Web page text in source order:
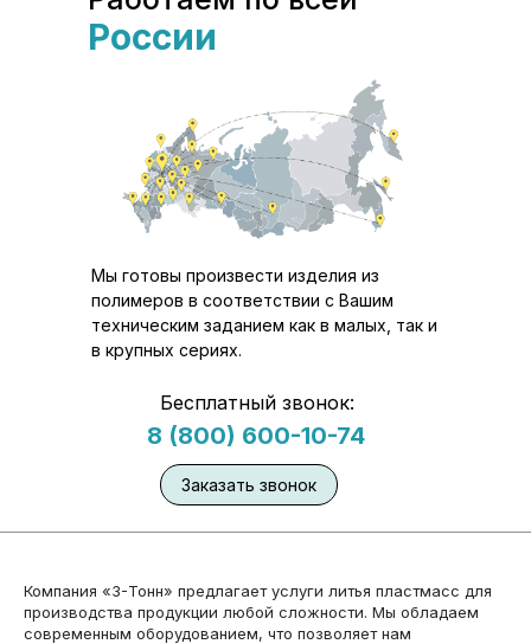
России
Мы готовы произвести изделия из
полимеров в соответствии с Вашим
техническим заданием как в малых, так и
в крупных сериях.
Бесплатный звонок:
8 (800) 600-10-74
Заказать звонок
Компания «3-Тонн» предлагает услуги литья пластмасс для
производства продукции любой сложности. Мы обладаем
современным оборудованием, что позволяет нам